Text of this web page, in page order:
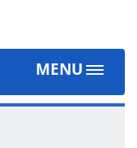
MENU
Toggle